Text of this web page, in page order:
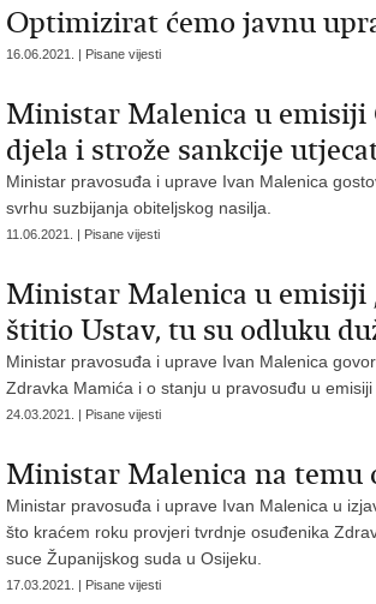
Optimizirat ćemo javnu
16.06.2021. | Pisane vijesti
Ministar Malenica u emisiji
djela i strože sankcije
Ministar pravosuđa i uprave Ivan Malenica
svrhu suzbijanja obiteljskog nasilja.
11.06.2021. | Pisane vijesti
Ministar Malenica u emisiji
štitio Ustav, tu su odluku
Ministar pravosuđa i uprave Ivan Malenica
Zdravka Mamića i o stanju u pravosuđu u emisiji
24.03.2021. | Pisane vijesti
Ministar Malenica na temu
Ministar pravosuđa i uprave Ivan Malenica u
što kraćem roku provjeri tvrdnje osuđenika
suce Županijskog suda u Osijeku.
17.03.2021. | Pisane vijesti